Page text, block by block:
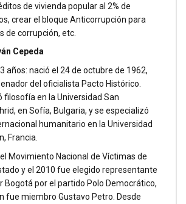
de vivienda popular al 2% de
crear el bloque Anticorrupción para
de corrupción, etc.
Cepeda
años: nació el 24 de octubre de 1962,
del oficialista Pacto Histórico.
filosofía en la Universidad San
en Sofía, Bulgaria, y se especializó
humanitario en la Universidad
Francia.
Movimiento Nacional de Víctimas de
y el 2010 fue elegido representante
Bogotá por el partido Polo Democrático,
fue miembro Gustavo Petro. Desde